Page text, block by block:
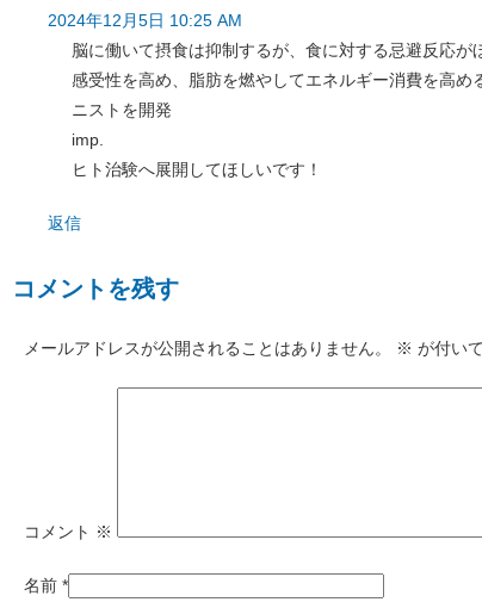
2024年12月5日 10:25 AM
脳に働いて摂食は抑制するが、食に対する忌避反応
感受性を高め、脂肪を燃やしてエネルギー消費を高
ニストを開発
imp.
ヒト治験へ展開してほしいです！
返信
コメントを残す
メールアドレスが公開されることはありません。 ※ が付い
コメント ※
名前 *